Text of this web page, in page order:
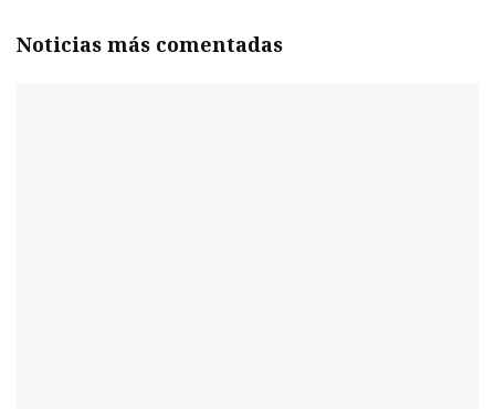
Noticias más comentadas